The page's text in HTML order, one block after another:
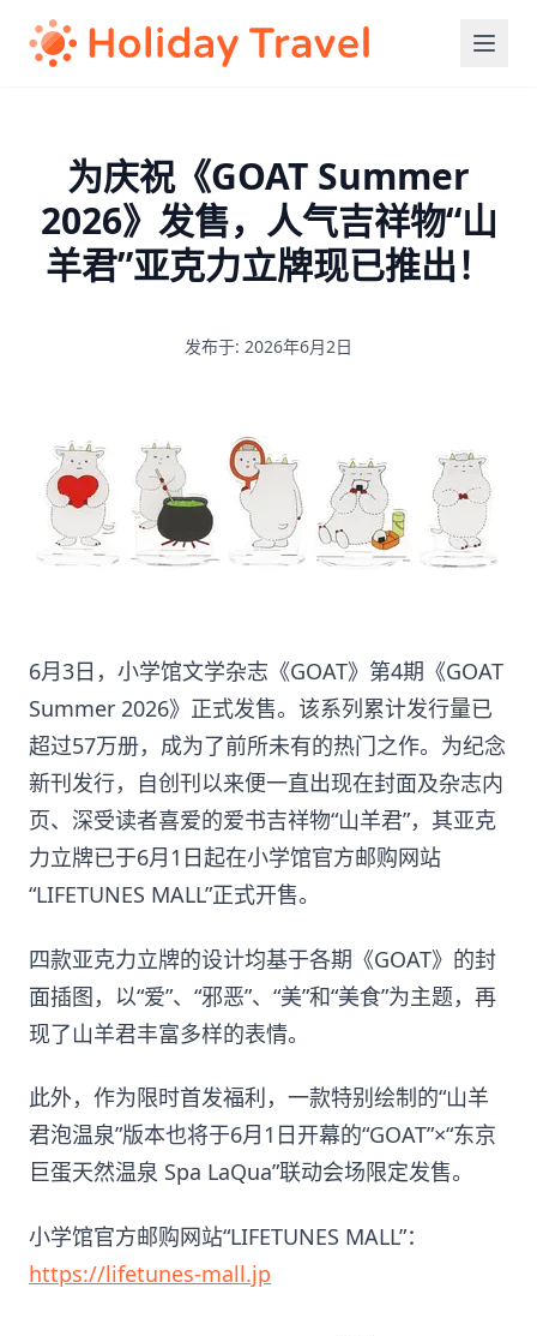
为庆祝《GOAT Summer
2026》发售，人气吉祥物“山
羊君”亚克力立牌现已推出！
发布于: 2026年6月2日
6月3日，小学馆文学杂志《GOAT》第4期《GOAT
Summer 2026》正式发售。该系列累计发行量已
超过57万册，成为了前所未有的热门之作。为纪念
新刊发行，自创刊以来便一直出现在封面及杂志内
页、深受读者喜爱的爱书吉祥物“山羊君”，其亚克
力立牌已于6月1日起在小学馆官方邮购网站
“LIFETUNES MALL”正式开售。
四款亚克力立牌的设计均基于各期《GOAT》的封
面插图，以“爱”、“邪恶”、“美”和“美食”为主题，再
现了山羊君丰富多样的表情。
此外，作为限时首发福利，一款特别绘制的“山羊
君泡温泉”版本也将于6月1日开幕的“GOAT”×“东京
巨蛋天然温泉 Spa LaQua”联动会场限定发售。
小学馆官方邮购网站“LIFETUNES MALL”：
https://lifetunes-mall.jp